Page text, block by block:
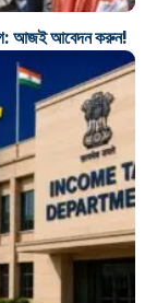
আজই আবেদন করুন!